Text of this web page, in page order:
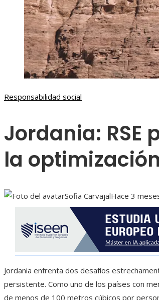
Responsabilidad social
Jordania: RSE
la
Sofia CarvajalHace 3
Jordania enfrenta dos desafíos
persistente. Como uno de los países con
de menos de 100 metros cúbicos por